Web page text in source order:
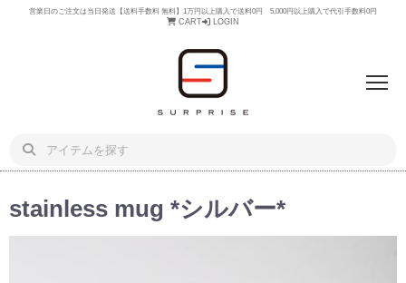
営業日のご注文は当日発送【送料手数料 無料】1万円以上購入で送料0円 5,000円以上購入で代引手数料0円
CART LOGIN
stainless mug *シルバー*